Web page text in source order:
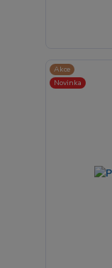
Akce
Novinka